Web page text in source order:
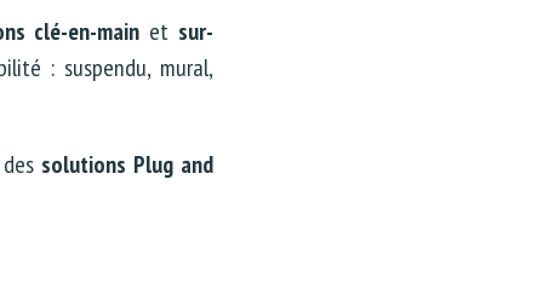
clé-en-main et sur-
: suspendu, mural,
solutions Plug and